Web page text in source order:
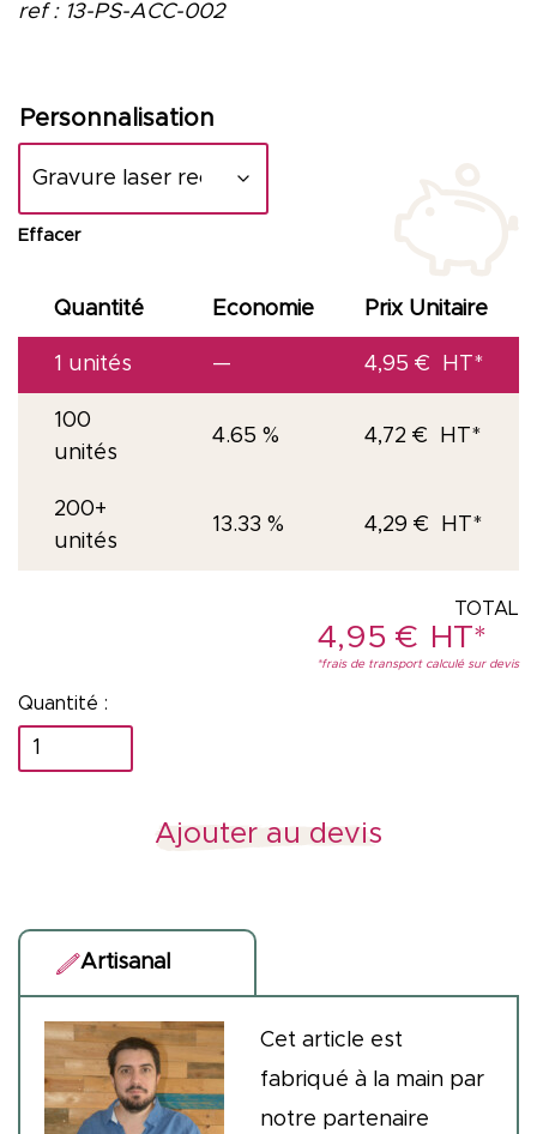
ref : 13-PS-ACC-002
Personnalisation
Effacer
Quantité Economie Prix Unitaire
1 unités — 4,95 €
100
unités
4.65 % 4,72 €
200+
unités
13.33 % 4,29 €
4,95€
quantité
Ajouter au devis
Artisanal
Cet article est
fabriqué à la main par
notre partenaire